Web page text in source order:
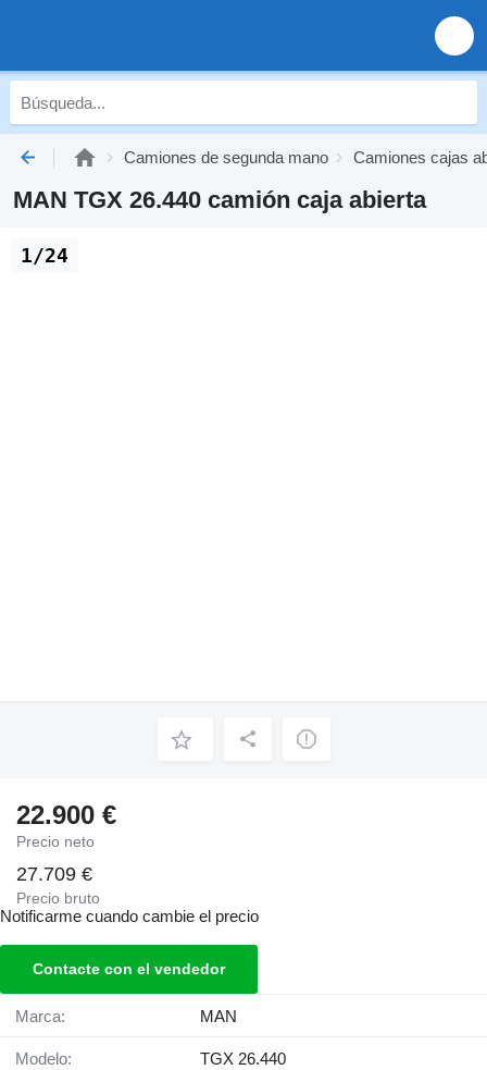
Camiones de segunda mano Camiones cajas
MAN TGX 26.440 camión caja abierta
1/24
22.900 €
Precio neto
27.709 €
Precio bruto
Notificarme cuando cambie el precio
Contacte con el vendedor
Marca: MAN
Modelo: TGX 26.440